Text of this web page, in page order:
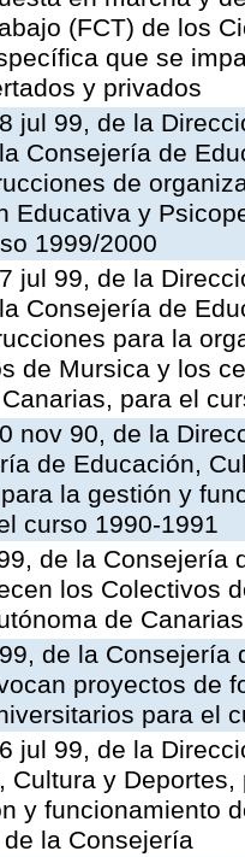
(FCT) de los
que se
y privados
jul 99, de la
Consejería de
de
Educativa y
1999/2000
jul 99, de la
Consejería de
para la
de Mursica y los
para el
nov 90, de la
de Educación,
la gestión y
curso 1990-1991
de la Consejería
los Colectivos
de Canarias
de la Consejería
proyectos de
para el
jul 99, de la
Cultura y
y funcionamiento
la Consejería